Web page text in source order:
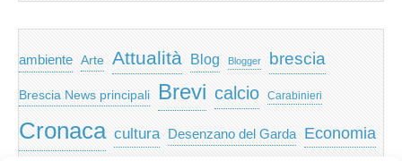
ambiente Arte Attualità Blog Blogger brescia
Brescia News principali Brevi calcio Carabinieri
Cronaca cultura Desenzano del Garda Economia